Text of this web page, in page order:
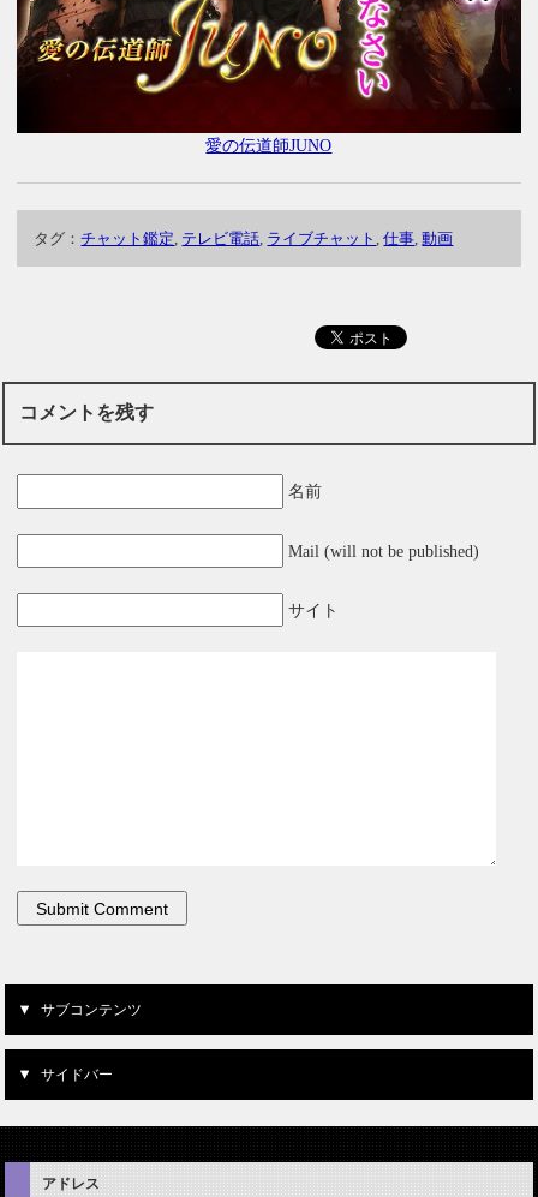
愛の伝道師JUNO
タグ：チャット鑑定 テレビ電話 ライブチャット ,仕事 ,動画
コメントを残す
名前
Mail (will not be published)
サイト
サブコンテンツ
サイドバー
アドレス